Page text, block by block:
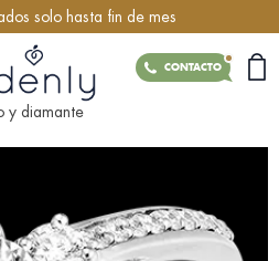
solo hasta fin de mes
CONTACTO
y diamante